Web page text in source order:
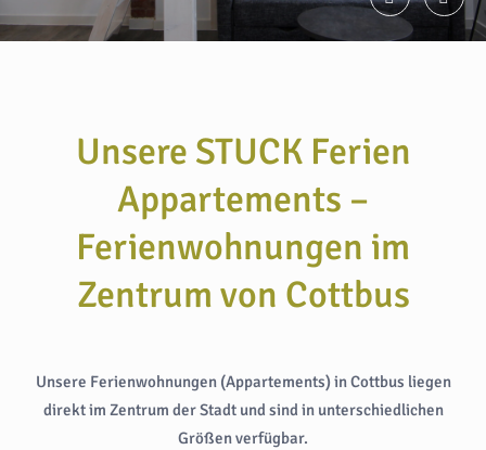
Unsere STUCK Ferien
Appartements –
Ferienwohnungen im
Zentrum von Cottbus
Unsere Ferienwohnungen (Appartements) in Cottbus liegen
direkt im Zentrum der Stadt und sind in unterschiedlichen
Größen verfügbar.